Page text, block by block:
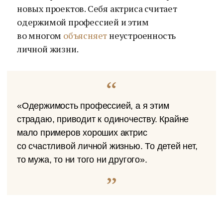
новых проектов. Себя актриса считает
одержимой профессией и этим
во многом объясняет неустроенность
личной жизни.
«Одержимость профессией, а я этим
страдаю, приводит к одиночеству. Крайне
мало примеров хороших актрис
со счастливой личной жизнью. То детей нет,
то мужа, то ни того ни другого».